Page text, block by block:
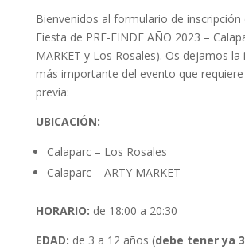
Bienvenidos al formulario de inscripción
Fiesta de PRE-FINDE AÑO 2023 –
MARKET y Los Rosales). Os dejamos
más importante del evento que
previa:
UBICACIÓN:
Calaparc – Los Rosales
Calaparc – ARTY MARKET
HORARIO: de 18:00 a 20:30
EDAD: de 3 a 12 años (debe tener ya